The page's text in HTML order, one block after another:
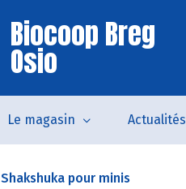
Biocoop Breg
Osio
Le magasin Actualités
Shakshuka pour minis